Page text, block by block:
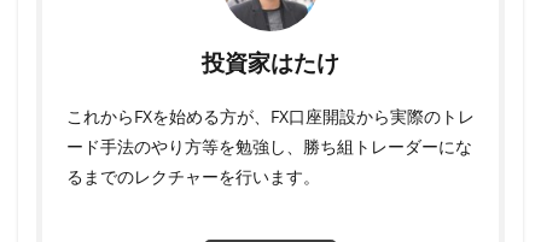
投資家はたけ
これからFXを始める方が、FX口座開設から実際のトレ
ード手法のやり方等を勉強し、勝ち組トレーダーにな
るまでのレクチャーを行います。